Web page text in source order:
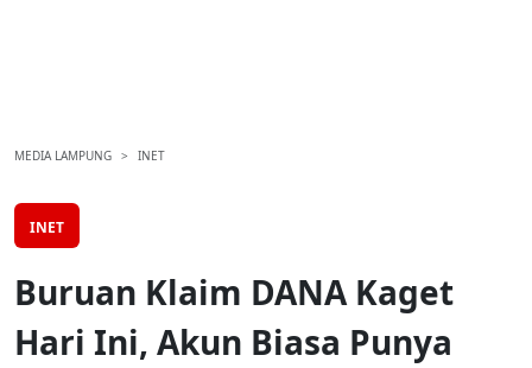
MEDIA LAMPUNG INET
INET
Buruan Klaim DANA Kaget
Hari Ini, Akun Biasa Punya